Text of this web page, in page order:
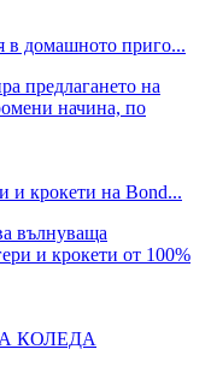
в домашното приго...
предлагането на
начина, по
и крокети на Bond...
вълнуваща
и крокети от 100%
КОЛЕДА